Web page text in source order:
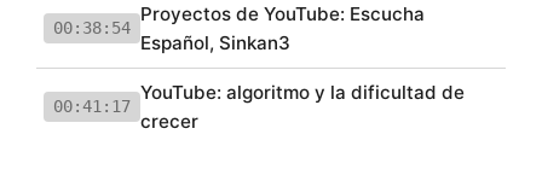
00:38:54
Proyectos de YouTube: Escucha
Español, Sinkan3
00:41:17
YouTube: algoritmo y la dificultad de
crecer